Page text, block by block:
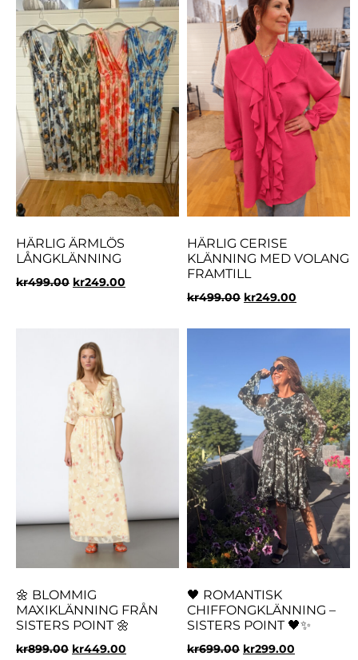
HÄRLIG ÄRMLÖS
LÅNGKLÄNNING
kr499.00 kr249.00
HÄRLIG CERISE
KLÄNNING MED VOLANG
FRAMTILL
kr499.00 kr249.00
🌼 BLOMMIG
MAXIKLÄNNING FRÅN
SISTERS POINT 🌼
kr899.00 kr449.00
🖤 ROMANTISK
CHIFFONGKLÄNNING –
SISTERS POINT 🖤✨
kr699.00 kr299.00